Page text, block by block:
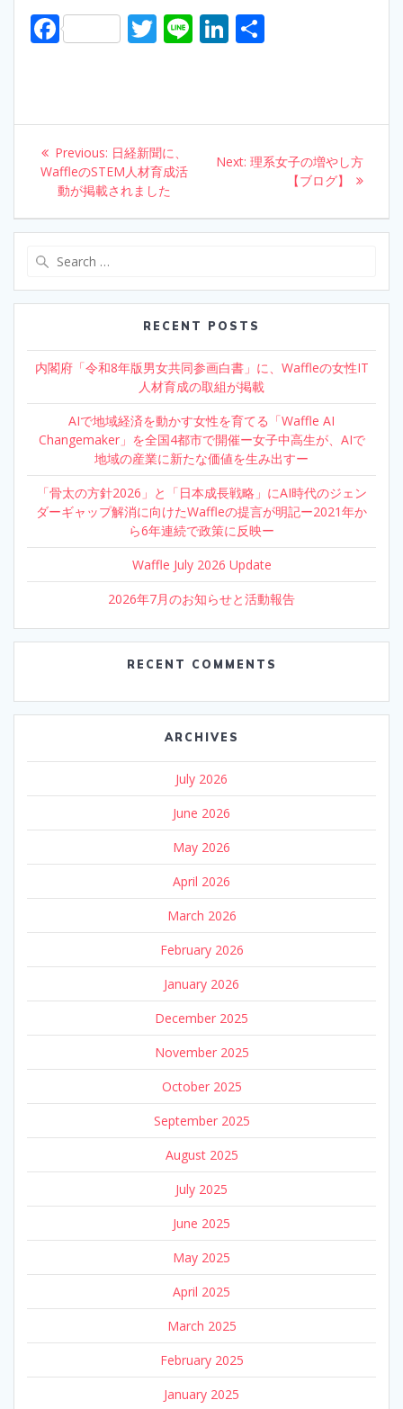
F
b
o
o
k
T
er
Li Li
e
n
e
Post
navigation
Previous: Previous
post:
日経新聞に、
WaffleのSTEM人材育成活
動が掲載されました
Next: Next
理系女子の増やし方
【ブログ】
RECENT POSTS
内閣府「令和8年版男女共同参画白書」に、Waffleの女性IT
人材育成の取組が掲載
AIで地域経済を動かす女性を育てる「Waffle AI
Changemaker」を全国4都市で開催ー女子中高生が、AIで
地域の産業に新たな価値を生み出すー
「骨太の方針2026」と「日本成長戦略」にAI時代のジェン
ダーギャップ解消に向けたWaffleの提言が明記ー2021年か
ら6年連続で政策に反映ー
Waffle July 2026 Update
2026年7月のお知らせと活動報告
RECENT COMMENTS
ARCHIVES
July 2026
June 2026
May 2026
April 2026
March 2026
February 2026
January 2026
December 2025
November 2025
October 2025
September 2025
August 2025
July 2025
June 2025
May 2025
April 2025
March 2025
February 2025
January 2025